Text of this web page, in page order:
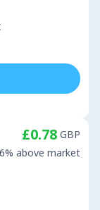
£0.78 GBP
6% above market